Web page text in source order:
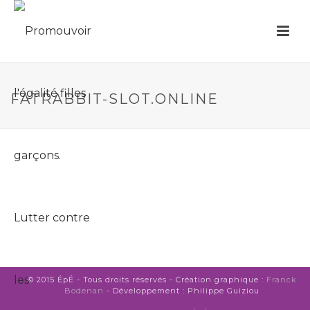
FATRABBIT-SLOT.ONLINE
© 2015 ÉpÉ - Tous droits réservés - Création graphique : Franck
Bodenan - Développement : Philippe Guiziou